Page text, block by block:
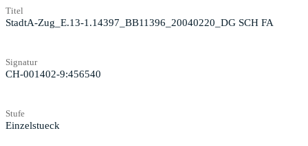
Titel
StadtA-Zug_E.13-1.14397_BB11396_20040220_DG SCH FA
Signatur
CH-001402-9:456540
Stufe
Einzelstueck